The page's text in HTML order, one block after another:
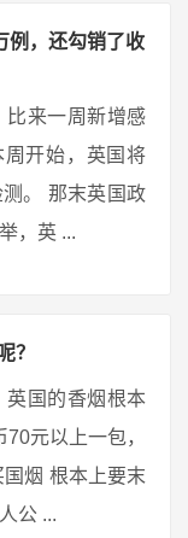
例，还勾销了收
比来一周新增感
开始，英国将
。 那末英国政
，英 ...
？
英国的香烟根本
元以上一包，
烟 根本上要末
公 ...